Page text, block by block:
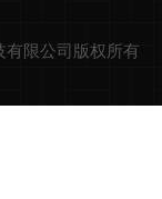
有限公司版权所有